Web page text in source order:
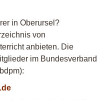
in Oberursel?
von
anbieten. Die
im Bundesverband